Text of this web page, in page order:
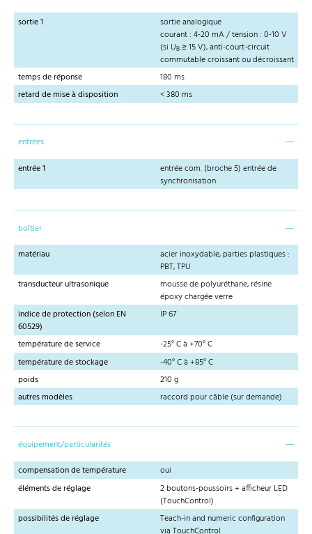
sortie 1
sortie analogique
courant : 4-20 mA / tension : 0-10 V
(si UB ≥ 15 V), anti-court-circuit
commutable croissant ou décroissant
temps de réponse
180 ms
retard de mise à disposition
< 380 ms
entrées
entrée 1
entrée com. (broche 5) entrée de
synchronisation
boîtier
matériau
acier inoxydable, parties plastiques :
PBT, TPU
transducteur ultrasonique
mousse de polyuréthane, résine
époxy chargée verre
indice de protection (selon EN
60529)
IP 67
température de service
-25° C à +70° C
température de stockage
-40° C à +85° C
poids
210 g
autres modèles
raccord pour câble (sur demande)
équipement/particularités
compensation de température
oui
éléments de réglage
2 boutons-poussoirs + afficheur LED
(TouchControl)
possibilités de réglage
Teach-in and numeric configuration
via TouchControl